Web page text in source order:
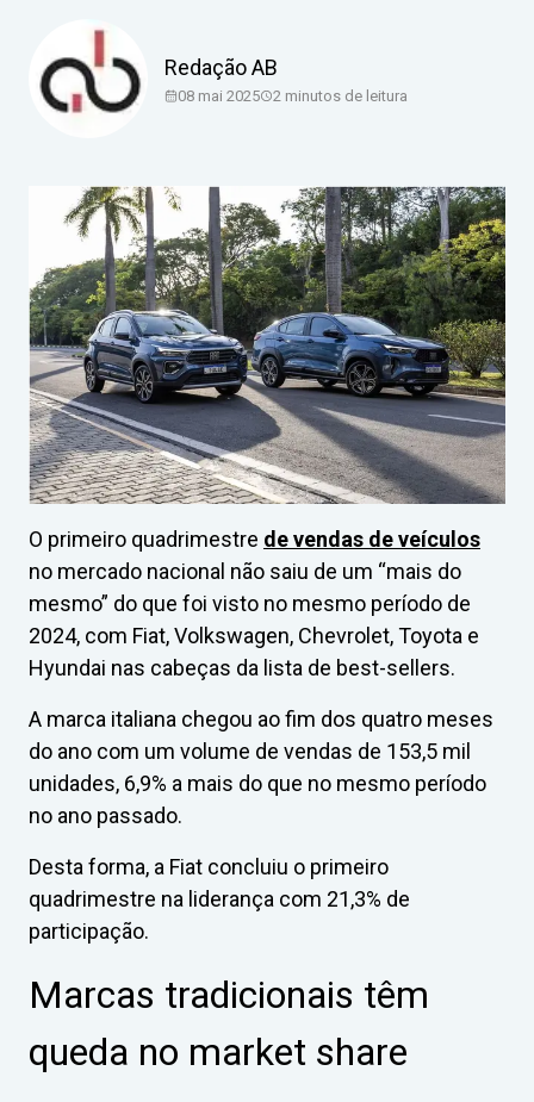
Redação AB
08 mai 2025 2 minutos de leitura
O primeiro quadrimestre de vendas de veículos
no mercado nacional não saiu de um “mais do
mesmo” do que foi visto no mesmo período de
2024, com Fiat, Volkswagen, Chevrolet, Toyota e
Hyundai nas cabeças da lista de best-sellers.
A marca italiana chegou ao fim dos quatro meses
do ano com um volume de vendas de 153,5 mil
unidades, 6,9% a mais do que no mesmo período
no ano passado.
Desta forma, a Fiat concluiu o primeiro
quadrimestre na liderança com 21,3% de
participação.
Marcas tradicionais têm
queda no market share